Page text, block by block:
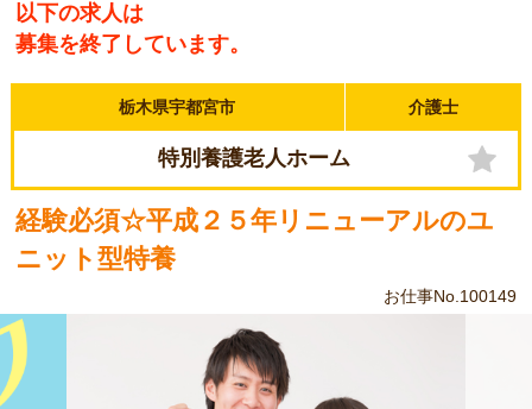
以下の求人は
募集を終了しています。
栃木県宇都宮市 介護士
特別養護老人ホーム
経験必須☆平成２５年リニューアルのユ
ニット型特養
お仕事No.100149